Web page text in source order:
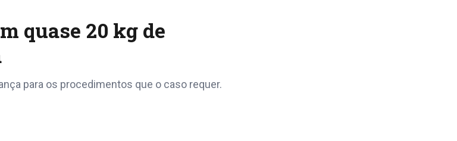
quase 20 kg de
para os procedimentos que o caso requer.